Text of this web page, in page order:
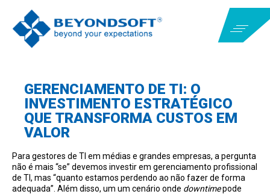
GERENCIAMENTO DE TI: O
INVESTIMENTO ESTRATÉGICO
QUE TRANSFORMA CUSTOS EM
VALOR
Para gestores de TI em médias e grandes empresas, a pergunta
não é mais “se” devemos investir em gerenciamento profissional
de TI, mas “quanto estamos perdendo ao não fazer de forma
adequada”. Além disso, um um cenário onde downtimepode